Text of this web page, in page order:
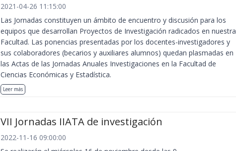
2021-04-26 11:15:00
Las Jornadas constituyen un ámbito de encuentro y discusión para los
equipos que desarrollan Proyectos de Investigación radicados en nuestra
Facultad. Las ponencias presentadas por los docentes-investigadores y
sus colaboradores (becarios y auxiliares alumnos) quedan plasmadas en
las Actas de las Jornadas Anuales Investigaciones en la Facultad de
Ciencias Económicas y Estadística.
Leer más
VII Jornadas IIATA de investigación
2022-11-16 09:00:00